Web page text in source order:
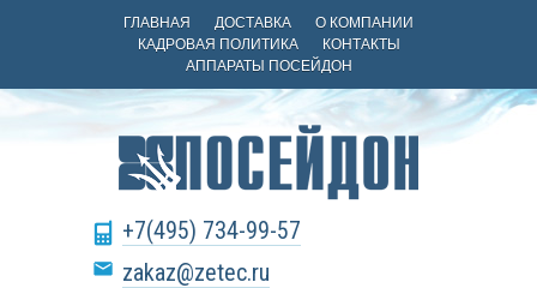
ГЛАВНАЯ ДОСТАВКА
О КОМПАНИИ
КАДРОВАЯ ПОЛИТИКА
КОНТАКТЫ
АППАРАТЫ ПОСЕЙДОН
+7(495) 734-99-57
zakaz@zetec.ru